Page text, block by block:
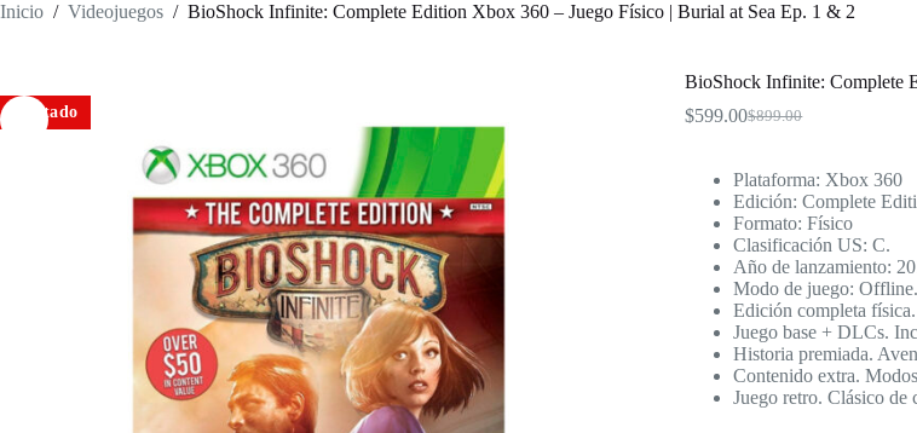
Inicio / Videojuegos / BioShock Infinite: Complete Edition Xbox 360 – Juego Físico | Burial at Sea Ep. 1 & 2
Agotado
BioShock Infinite: Complete
$899.00
El
original
era:
$899.00.
$599.00El
actual
es:
$599.00.
Plataforma: Xbox 360
Edición: Complete
Formato: Físico
Clasificación US: C.
Año de lanzamiento:
Modo de juego: Offline.
Edición completa
Juego base + DLCs.
Historia premiada.
Contenido extra.
Juego retro. Clásico de